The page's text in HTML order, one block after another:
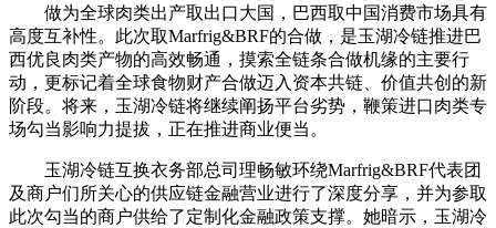
做为全球肉类出产取出口大国，巴西取中国消费市场具有
高度互补性。此次取Marfrig&BRF的合做，是玉湖冷链推进巴
西优良肉类产物的高效畅通，摸索全链条合做机缘的主要行
动，更标记着全球食物财产合做迈入资本共链、价值共创的新
阶段。将来，玉湖冷链将继续阐扬平台劣势，鞭策进口肉类专
场勾当影响力提拔，正在推进商业便当。
玉湖冷链互换衣务部总司理畅敏环绕Marfrig&BRF代表团
及商户们所关心的供应链金融营业进行了深度分享，并为参取
此次勾当的商户供给了定制化金融政策支撑。她暗示，玉湖冷